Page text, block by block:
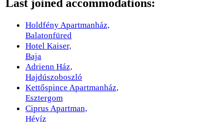
Last joined accommodations:
Holdfény Apartmanház,
Balatonfüred
Hotel Kaiser,
Baja
Adrienn Ház,
Hajdúszoboszló
Kettőspince Apartmanház,
Esztergom
Ciprus Apartman,
Hévíz